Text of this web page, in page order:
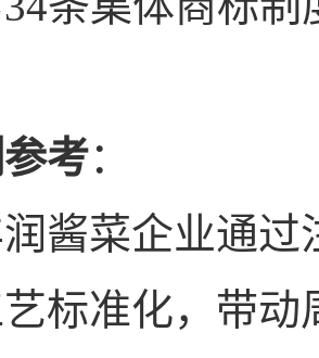
考：
酱菜企业通过
标准化，带动